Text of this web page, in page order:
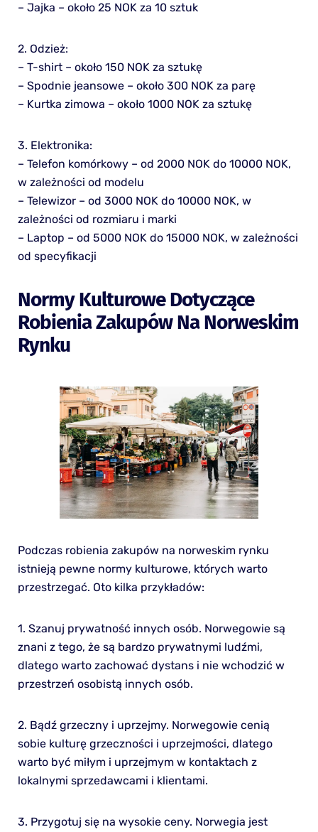
– Jajka – około 25 NOK za 10 sztuk
2. Odzież:
– T-shirt – około 150 NOK za sztukę
– Spodnie jeansowe – około 300 NOK za parę
– Kurtka zimowa – około 1000 NOK za sztukę
3. Elektronika:
– Telefon komórkowy – od 2000 NOK do 10000 NOK,
w zależności od modelu
– Telewizor – od 3000 NOK do 10000 NOK, w
zależności od rozmiaru i marki
– Laptop – od 5000 NOK do 15000 NOK, w zależności
od specyfikacji
Normy Kulturowe Dotyczące
Robienia Zakupów Na Norweskim
Rynku
Podczas robienia zakupów na norweskim rynku
istnieją pewne normy kulturowe, których warto
przestrzegać. Oto kilka przykładów:
1. Szanuj prywatność innych osób. Norwegowie są
znani z tego, że są bardzo prywatnymi ludźmi,
dlatego warto zachować dystans i nie wchodzić w
przestrzeń osobistą innych osób.
2. Bądź grzeczny i uprzejmy. Norwegowie cenią
sobie kulturę grzeczności i uprzejmości, dlatego
warto być miłym i uprzejmym w kontaktach z
lokalnymi sprzedawcami i klientami.
3. Przygotuj się na wysokie ceny. Norwegia jest